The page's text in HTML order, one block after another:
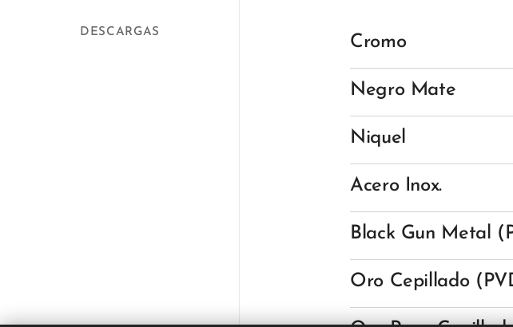
DESCARGAS
Cromo
Negro Mate
Niquel
Acero Inox.
Black Gun Metal
Oro Cepillado